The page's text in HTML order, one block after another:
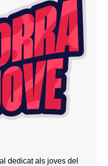
dedicat als joves del